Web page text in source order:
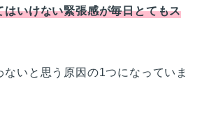
はいけない緊張感が毎日とてもス
ないと思う原因の1つになっていま